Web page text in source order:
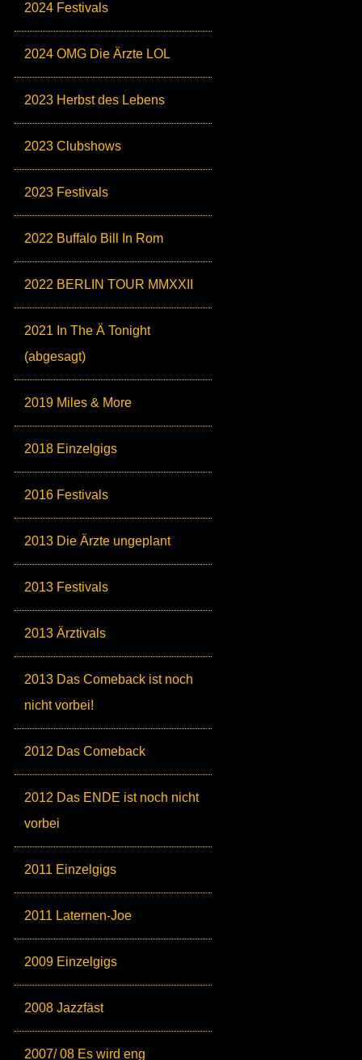
2024 Festivals
2024 OMG Die Ärzte LOL
2023 Herbst des Lebens
2023 Clubshows
2023 Festivals
2022 Buffalo Bill In Rom
2022 BERLIN TOUR MMXXII
2021 In The Ä Tonight
(abgesagt)
2019 Miles & More
2018 Einzelgigs
2016 Festivals
2013 Die Ärzte ungeplant
2013 Festivals
2013 Ärztivals
2013 Das Comeback ist noch
nicht vorbei!
2012 Das Comeback
2012 Das ENDE ist noch nicht
vorbei
2011 Einzelgigs
2011 Laternen-Joe
2009 Einzelgigs
2008 Jazzfäst
2007/ 08 Es wird eng